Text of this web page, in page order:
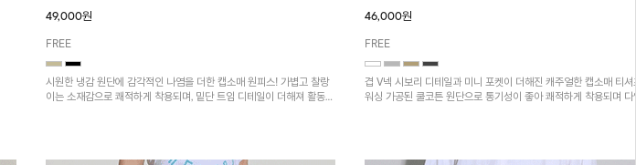
49,000원
FREE
시원한 냉감 원단에 감각적인 나염을 더한 캡소매 원피스! 가볍고 찰랑
이는 소재감으로 쾌적하게 착용되며, 밑단 트임 디테일이 더해져 활동성
46,000원
FREE
겹 V넥 시보리 디테일과 미니 포켓이 더해진 캐주얼한 캡소매 티셔
워싱 가공된 쿨코튼 원단으로 통기성이 좋아 쾌적하게 착용되며 다